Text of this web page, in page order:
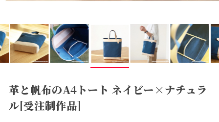
革と帆布のA4トート ネイビー×ナチュラ
ル[受注制作品]